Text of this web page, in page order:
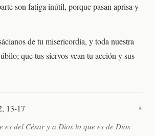
son fatiga inútil, porque pasan aprisa y
de tu misericordia, y toda nuestra
que tus siervos vean tu acción y sus
13-17 ▼
es del César y a Dios lo que es de Dios